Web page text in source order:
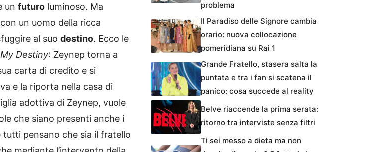
un futuro luminoso. Ma
un uomo della ricca
al suo destino. Ecco le
Destiny: Zeynep torna a
carta di credito e si
e la riporta nella casa di
adottiva di Zeynep, vuole
che siano presenti anche i
tutti pensano che sia il fratello
problema
Il Paradiso delle Signore cambia
orario: nuova collocazione
pomeridiana su Rai 1
Grande Fratello, stasera salta la
puntata e tra i fan si scatena il
panico: cosa succede al reality
Belve riaccende la prima serata:
ritorno tra interviste senza filtri
Ti sei messo a dieta ma non